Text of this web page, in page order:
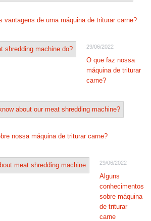
vantagens de uma máquina de triturar carne?
29/06/2022
O que faz nossa
máquina de triturar
carne?
nossa máquina de triturar carne?
29/06/2022
Alguns
conhecimentos
sobre máquina
de triturar
carne